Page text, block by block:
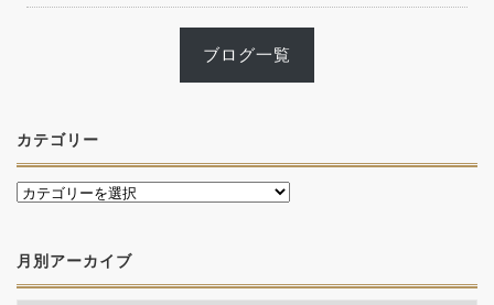
ブログ一覧
カテゴリー
月別アーカイブ